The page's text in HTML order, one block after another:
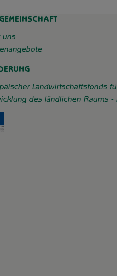
uns
Landwirtschaftsfonds
des ländlichen Raums -
Externer Link zu https://